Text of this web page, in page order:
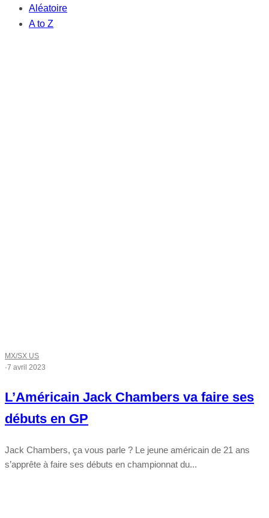
Aléatoire
A to Z
MX/SX US
·7 avril 2023
L’Américain Jack Chambers va faire ses
débuts en GP
Jack Chambers, ça vous parle ? Le jeune américain de 21 ans
s’apprête à faire ses débuts en championnat du...